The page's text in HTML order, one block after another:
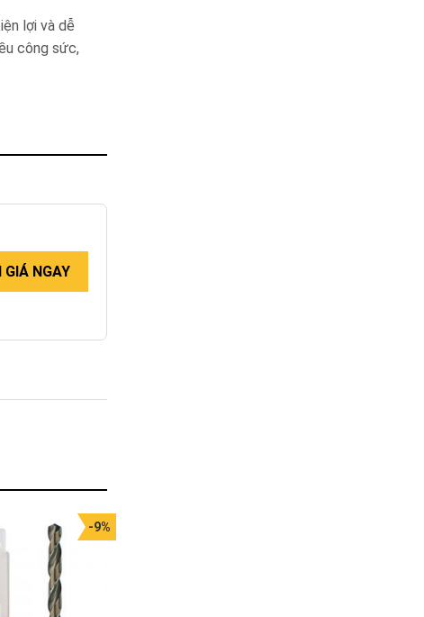
lợi và dễ
công sức,
NGAY
-9%